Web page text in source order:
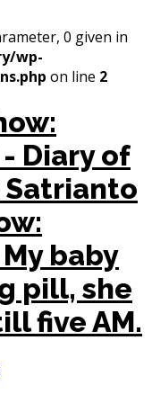
0 given in
wp-
on line 2
My baby
pill, she
five AM.